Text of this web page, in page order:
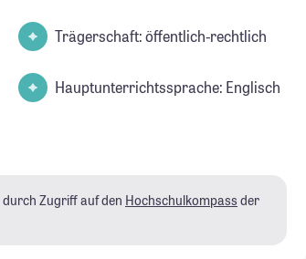
Trägerschaft: öffentlich-rechtlich
Hauptunterrichtssprache: Englisch
Zugriff auf den Hochschulkompass der